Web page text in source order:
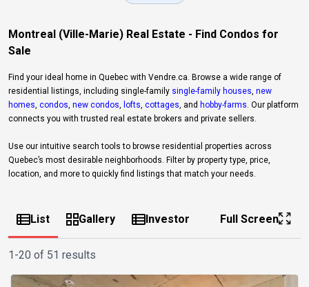
Montreal (Ville-Marie) Real Estate - Find Condos for
Sale
Find your ideal home in Quebec with Vendre.ca. Browse a wide range of
residential listings, including single-family single-family houses new
homes condos new condos lofts cottages , and hobby-farms . Our platform
connects you with trusted real estate brokers and private sellers.
Use our intuitive search tools to browse residential properties across
Quebec’s most desirable neighborhoods. Filter by property type, price,
location, and more to quickly find listings that match your needs.
List Gallery Investor Full Screen
1-20 of 51 results